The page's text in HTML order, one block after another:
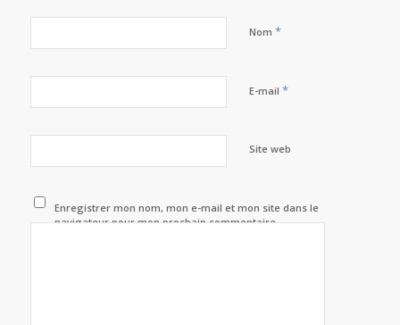
Nom *
E-mail *
Site web
Enregistrer mon nom, mon e-mail et mon site dans le
navigateur pour mon prochain commentaire.